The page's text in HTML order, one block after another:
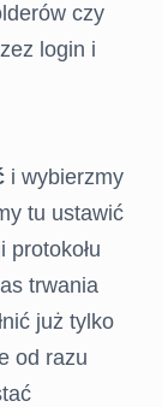
czy
login i
i wybierzmy
tu ustawić
trwania
już tylko
od razu